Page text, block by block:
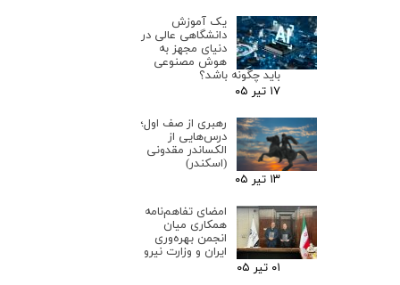
یک آموزش
دانشگاهی عالی در
دنیای مجهز به
هوش مصنوعی
باید چگونه باشد؟
۱۷ تیر ۰۵
رهبری از صف اول؛
درس‌هایی از
الکساندر مقدونی
(اسکندر)
۱۳ تیر ۰۵
امضای تفاهم‌نامه
همکاری میان
انجمن بهره‌وری
ایران و وزارت نیرو
۰۱ تیر ۰۵